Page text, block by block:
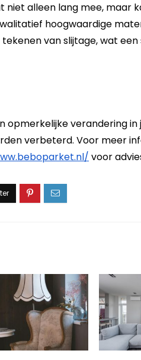
alleen lang mee, maar
hoogwaardige
van slijtage, wat
opmerkelijke verandering
verbeterd. Voor meer
voor